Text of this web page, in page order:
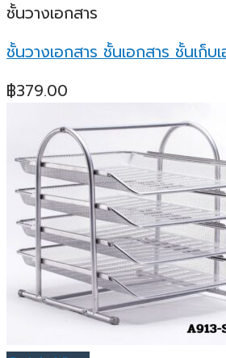
ชั้นวางเอกสาร
ชั้นวางเอกสาร ชั้นเอกสาร ชั้นเก็
฿379.00